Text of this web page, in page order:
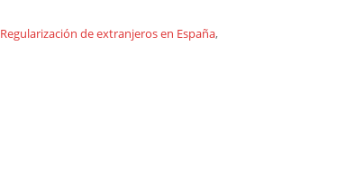
Regularización de extranjeros en España,